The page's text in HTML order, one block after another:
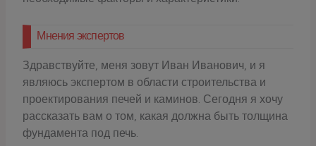
Мнения экспертов
Здравствуйте, меня зовут Иван Иванович, и я
являюсь экспертом в области строительства и
проектирования печей и каминов. Сегодня я хочу
рассказать вам о том, какая должна быть толщина
фундамента под печь.